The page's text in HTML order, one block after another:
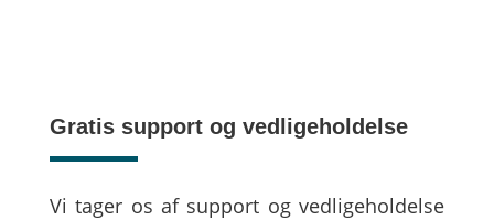
Gratis support og vedligeholdelse
Vi tager os af support og vedligeholdelse